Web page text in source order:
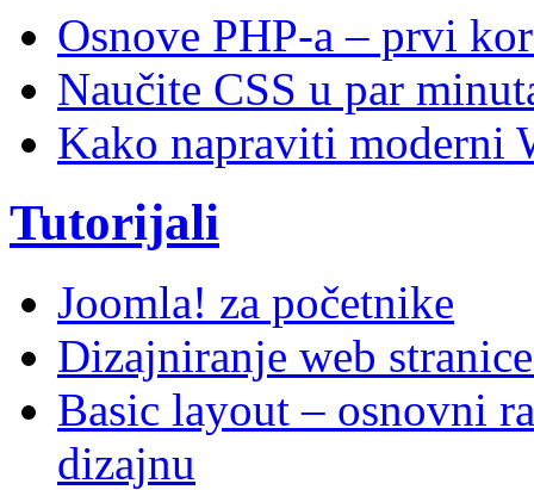
Osnove PHP-a – prvi
Naučite CSS u par
Kako napraviti moderni
Tutorijali
Joomla! za početnike
Dizajniranje web
Basic layout – osnovni
dizajnu